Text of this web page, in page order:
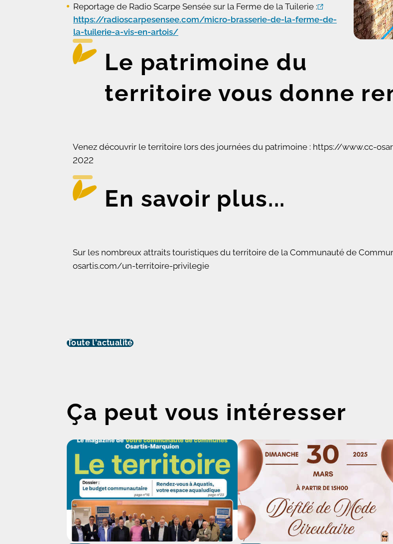
Reportage de Radio Scarpe Sensée sur la Ferme de la Tuilerie :
https://radioscarpesensee.com/micro-brasserie-de-la-ferme-de-
la-tuilerie-a-vis-en-artois/
Le patrimoine du
territoire vous donne
Venez découvrir le territoire lors des journées du patrimoine : https://www.cc-
2022
En savoir plus...
Sur les nombreux attraits touristiques du territoire de la Communauté de
osartis.com/un-territoire-privilegie
Toute l'actualité
Ça peut vous intéresser